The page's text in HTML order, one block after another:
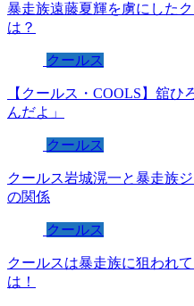
暴走族遠藤夏輝を虜にした
は？
クールス
【クールス・COOLS】舘
んだよ」
クールス
クールス岩城滉一と暴走族
の関係
クールス
クールスは暴走族に狙われ
は！